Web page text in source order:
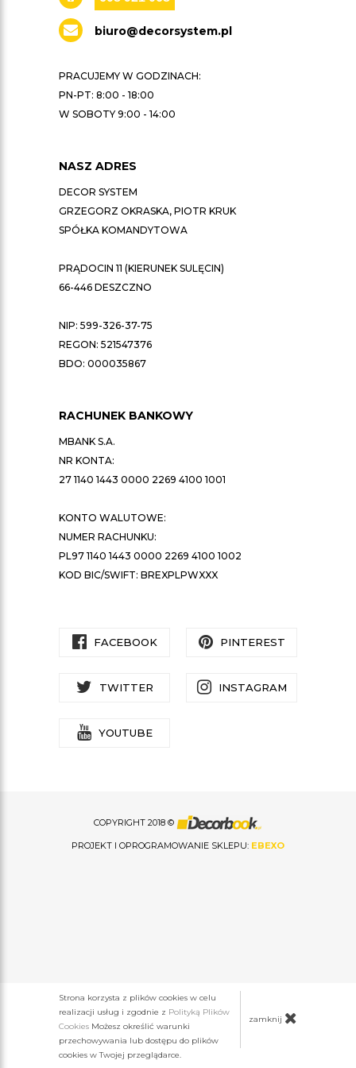
biuro@decorsystem.pl
PRACUJEMY W GODZINACH:
PN-PT: 8:00 - 18:00
W SOBOTY 9:00 - 14:00
NASZ ADRES
DECOR SYSTEM
GRZEGORZ OKRASKA, PIOTR KRUK
SPÓŁKA KOMANDYTOWA
PRĄDOCIN 11 (KIERUNEK SULĘCIN)
66-446 DESZCZNO
NIP: 599-326-37-75
REGON: 521547376
BDO: 000035867
RACHUNEK BANKOWY
MBANK S.A.
NR KONTA:
27 1140 1443 0000 2269 4100 1001
KONTO WALUTOWE:
NUMER RACHUNKU:
PL97 1140 1443 0000 2269 4100 1002
KOD BIC/SWIFT: BREXPLPWXXX
FACEBOOK PINTEREST
TWITTER INSTAGRAM
YOUTUBE
COPYRIGHT 2018 ©
PROJEKT I OPROGRAMOWANIE SKLEPU: EBEXO
Strona korzysta z plików cookies w celu
realizacji usług i zgodnie z Polityką Plików
Cookies Możesz określić warunki
przechowywania lub dostępu do plików
cookies w Twojej przeglądarce.
zamknij